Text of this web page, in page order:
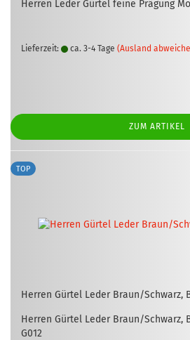
Her­ren Leder Gür­tel feine Prä­gung
Lieferzeit: ca. 3-4 Tage (Ausland
ZUM ARTIKEL
TOP
Her­ren Gür­tel Leder Braun/Schwarz,
Her­ren Gür­tel Leder Braun/Schwarz,
G012